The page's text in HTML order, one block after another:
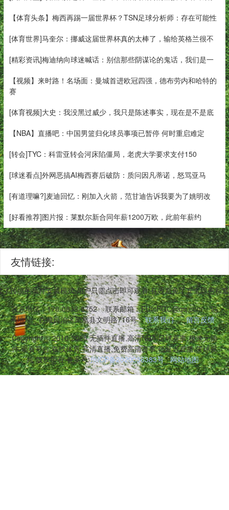
【体育头条】梅西再踢一届世界杯？TSN足球分析师：存在可能性
[体育世界]马奎尔：挪威这届世界杯真的太棒了，输给英格兰很不
[精彩资讯]梅迪纳向球迷喊话：别信那些阴谋论的鬼话，我们是一
【视频】来时路！名场面：曼城首进欧冠四强，德布劳内和哈特的
赛
[体育视频]大史：我没黑过威少，我只是陈述事实，现在是不是底
【NBA】直播吧：中国男篮归化球员事项已暂停 何时重启难定
[转会]TYC：科雷亚转会河床陷僵局，老虎大学要求支付150
[球迷看点]外网恶搞AI梅西赛后破防：质问因凡蒂诺，怒骂亚马
[有道理嘛?]麦迪回忆：刚加入火箭，范甘迪告诉我要为了姚明改
[好看推荐]图片报：莱默尔新合同年薪1200万欧，此前年薪约
友情链接:
统的插件安装模式,用户只需点击即可观看,有效避免了安全隐
联系电话：176-0838-5752
联系邮箱：FUfcPGC@qq.com
联
系地址：西藏自治区凤凰县文明路716号
联系我们
留言反馈
Copyright © 2016-2025 无插件直播,高清NBA,足球赛事,极速无插
件,观看平台,在线体育,高清直播,免费高清赛事,低延迟直播,篮球视
频 版权所有 备案号:川ICP备2020036383号 网站地图